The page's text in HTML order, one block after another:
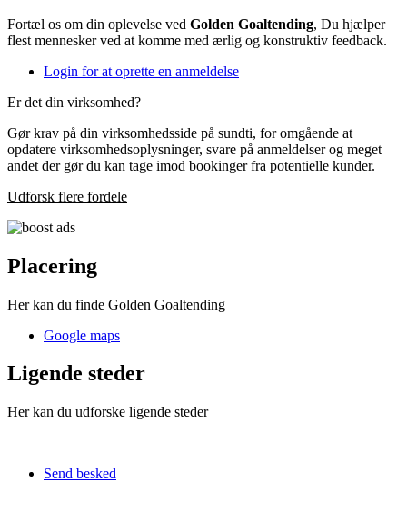
Fortæl os om din oplevelse ved Golden Goaltending, Du hjælper
flest mennesker ved at komme med ærlig og konstruktiv feedback.
Login for at oprette en anmeldelse
Er det din virksomhed?
Gør krav på din virksomhedsside på sundti, for omgående at
opdatere virksomhedsoplysninger, svare på anmeldelser og meget
andet der gør du kan tage imod bookinger fra potentielle kunder.
Udforsk flere fordele
Placering
Her kan du finde Golden Goaltending
Google maps
Ligende steder
Her kan du udforske ligende steder
Send besked